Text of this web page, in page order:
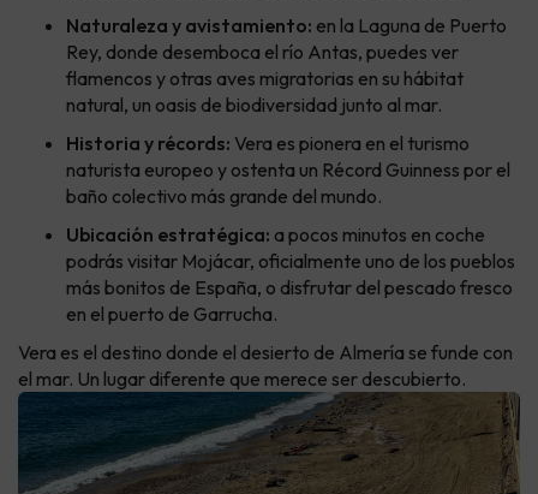
Naturaleza y avistamiento: en la Laguna de Puerto
Rey, donde desemboca el río Antas, puedes ver
flamencos y otras aves migratorias en su hábitat
natural, un oasis de biodiversidad junto al mar.
Historia y récords: Vera es pionera en el turismo
naturista europeo y ostenta un Récord Guinness por el
baño colectivo más grande del mundo.
Ubicación estratégica: a pocos minutos en coche
podrás visitar Mojácar, oficialmente uno de los pueblos
más bonitos de España, o disfrutar del pescado fresco
en el puerto de Garrucha.
Vera es el destino donde el desierto de Almería se funde con
el mar. Un lugar diferente que merece ser descubierto.